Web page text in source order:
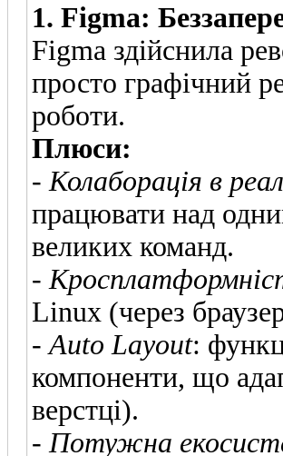
1. Figma:
Figma здійснила
просто графічний
роботи.
Плюси:
- Колаборація в
працювати над
великих команд.
-
Linux (через
- Auto Layout:
компоненти, що
верстці).
- Потужна